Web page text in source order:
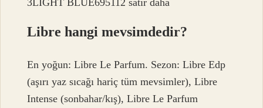
Libre hangi mevsimdedir?
En yoğun: Libre Le Parfum. Sezon: Libre Edp
(aşırı yaz sıcağı hariç tüm mevsimler), Libre
Intense (sonbahar/kış), Libre Le Parfum